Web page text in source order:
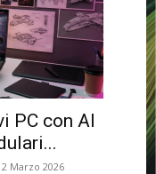
PC con AI
2 Marzo 2026